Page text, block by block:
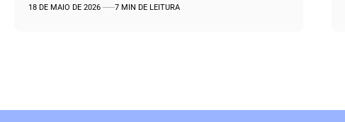
18 DE MAIO DE 2026 7 MIN DE LEITURA